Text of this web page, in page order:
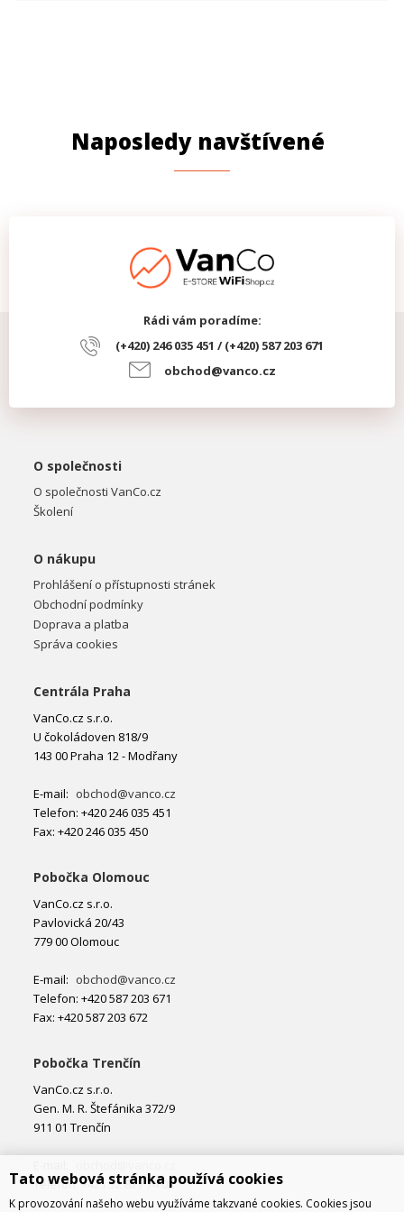
Naposledy navštívené
Rádi vám poradíme:
(+420) 246 035 451 / (+420) 587 203 671
obchod@vanco.cz
O společnosti
O společnosti VanCo.cz
Školení
O nákupu
Prohlášení o přístupnosti stránek
Obchodní podmínky
Doprava a platba
Správa cookies
Centrála Praha
VanCo.cz s.r.o.
U čokoládoven 818/9
143 00 Praha 12 - Modřany
E-mail: obchod@vanco.cz
Telefon: +420 246 035 451
Fax: +420 246 035 450
Pobočka Olomouc
VanCo.cz s.r.o.
Pavlovická 20/43
779 00 Olomouc
E-mail: obchod@vanco.cz
Telefon: +420 587 203 671
Fax: +420 587 203 672
Pobočka Trenčín
VanCo.cz s.r.o.
Gen. M. R. Štefánika 372/9
911 01 Trenčín
Telefon: +421 32 877 74 02
Tato webová stránka používá cookies
K provozování našeho webu využíváme takzvané cookies. Cookies jsou